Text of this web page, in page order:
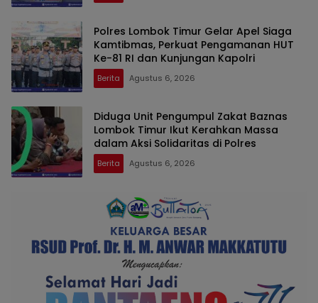
Polres Lombok Timur Gelar Apel Siaga
Kamtibmas, Perkuat Pengamanan HUT
Ke-81 RI dan Kunjungan Kapolri
Berita Agustus 6, 2026
Diduga Unit Pengumpul Zakat Baznas
Lombok Timur Ikut Kerahkan Massa
dalam Aksi Solidaritas di Polres
Berita Agustus 6, 2026